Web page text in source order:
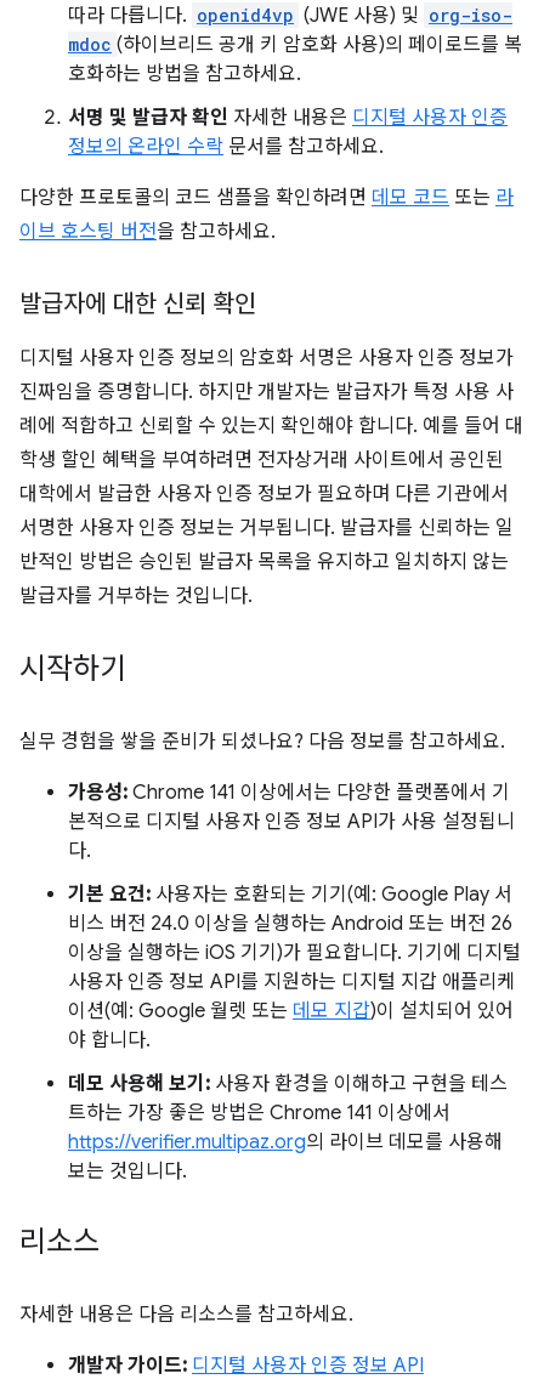
따라 다릅니다. openid4vp (JWE 사용) 및 org-iso-
mdoc (하이브리드 공개 키 암호화 사용)의 페이로드를 복
호화하는 방법을 참고하세요.
서명 및 발급자 확인 자세한 내용은 디지털 사용자 인증
정보의 온라인 수락 문서를 참고하세요.
다양한 프로토콜의 코드 샘플을 확인하려면 데모 코드 또는 라
이브 호스팅 버전을 참고하세요.
발급자에 대한 신뢰 확인
디지털 사용자 인증 정보의 암호화 서명은 사용자 인증 정보가
진짜임을 증명합니다. 하지만 개발자는 발급자가 특정 사용 사
례에 적합하고 신뢰할 수 있는지 확인해야 합니다. 예를 들어 대
학생 할인 혜택을 부여하려면 전자상거래 사이트에서 공인된
대학에서 발급한 사용자 인증 정보가 필요하며 다른 기관에서
서명한 사용자 인증 정보는 거부됩니다. 발급자를 신뢰하는 일
반적인 방법은 승인된 발급자 목록을 유지하고 일치하지 않는
발급자를 거부하는 것입니다.
시작하기
실무 경험을 쌓을 준비가 되셨나요? 다음 정보를 참고하세요.
가용성: Chrome 141 이상에서는 다양한 플랫폼에서 기
본적으로 디지털 사용자 인증 정보 API가 사용 설정됩니
다.
기본 요건: 사용자는 호환되는 기기(예: Google Play 서
비스 버전 24.0 이상을 실행하는 Android 또는 버전 26
이상을 실행하는 iOS 기기)가 필요합니다. 기기에 디지털
사용자 인증 정보 API를 지원하는 디지털 지갑 애플리케
이션(예: Google 월렛 또는 데모 지갑)이 설치되어 있어
야 합니다.
데모 사용해 보기: 사용자 환경을 이해하고 구현을 테스
트하는 가장 좋은 방법은 Chrome 141 이상에서
https://verifier.multipaz.org의 라이브 데모를 사용해
보는 것입니다.
리소스
자세한 내용은 다음 리소스를 참고하세요.
개발자 가이드: 디지털 사용자 인증 정보 API